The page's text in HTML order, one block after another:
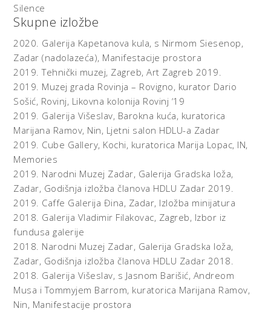
Silence
Skupne izložbe
2020. Galerija Kapetanova kula, s Nirmom Siesenop,
Zadar (nadolazeća), Manifestacije prostora
2019.Tehnički muzej, Zagreb,Art Zagreb 2019.
2019. Muzej grada Rovinja – Rovigno, kurator Dario
Sošić, Rovinj, Likovna kolonija Rovinj ‘19
2019. Galerija Višeslav, Barokna kuća, kuratorica
Marijana Ramov, Nin, Ljetni salon HDLU-a Zadar
2019. Cube Gallery, Kochi, kuratorica Marija Lopac, IN,
Memories
2019. Narodni Muzej Zadar, Galerija Gradska loža,
Zadar, Godišnja izložba članova HDLU Zadar 2019.
2019. Caffe Galerija Đina, Zadar, Izložba minijatura
2018. Galerija Vladimir Filakovac, Zagreb, Izbor iz
fundusa galerije
2018. Narodni Muzej Zadar, Galerija Gradska loža,
Zadar, Godišnja izložba članova HDLU Zadar 2018.
2018. Galerija Višeslav, s Jasnom Barišić, Andreom
Musa i Tommyjem Barrom, kuratorica Marijana Ramov,
Nin, Manifestacije prostora